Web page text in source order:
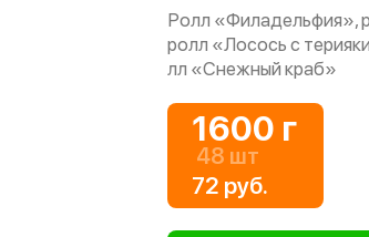
Ролл «Филадельфия»,
ролл «Лосось с
лл «Снежный краб»
1600 г
48 шт
72 руб.